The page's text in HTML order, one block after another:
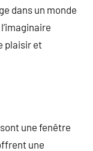
dans un monde
plaisir et
une fenêtre
une